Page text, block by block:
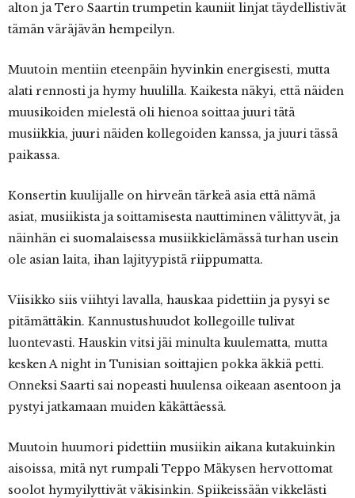
alton ja Tero Saartin trumpetin kauniit linjat täydellistivät
tämän väräjävän hempeilyn.
Muutoin mentiin eteenpäin hyvinkin energisesti, mutta
alati rennosti ja hymy huulilla. Kaikesta näkyi, että näiden
muusikoiden mielestä oli hienoa soittaa juuri tätä
musiikkia, juuri näiden kollegoiden kanssa, ja juuri tässä
paikassa.
Konsertin kuulijalle on hirveän tärkeä asia että nämä
asiat, musiikista ja soittamisesta nauttiminen välittyvät, ja
näinhän ei suomalaisessa musiikkielämässä turhan usein
ole asian laita, ihan lajityypistä riippumatta.
Viisikko siis viihtyi lavalla, hauskaa pidettiin ja pysyi se
pitämättäkin. Kannustushuudot kollegoille tulivat
luontevasti. Hauskin vitsi jäi minulta kuulematta, mutta
kesken A night in Tunisian soittajien pokka äkkiä petti.
Onneksi Saarti sai nopeasti huulensa oikeaan asentoon ja
pystyi jatkamaan muiden käkättäessä.
Muutoin huumori pidettiin musiikin aikana kutakuinkin
aisoissa, mitä nyt rumpali Teppo Mäkysen hervottomat
soolot hymyilyttivät väkisinkin. Spiikeissään vikkelästi